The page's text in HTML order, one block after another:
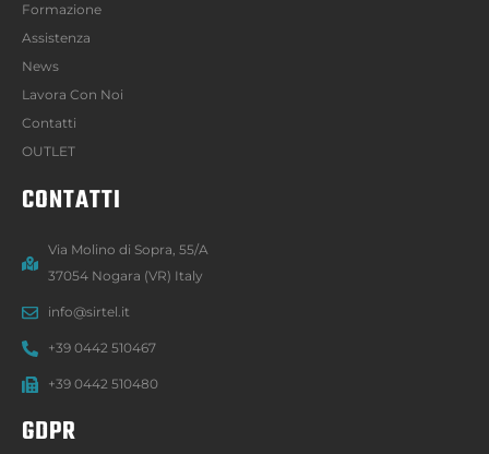
Formazione
Assistenza
News
Lavora Con Noi
Contatti
OUTLET
CONTATTI
Via Molino di Sopra, 55/A
37054 Nogara (VR) Italy
info@sirtel.it
+39 0442 510467
+39 0442 510480
GDPR